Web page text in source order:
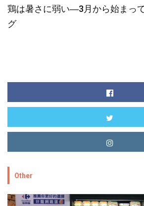
鶏は暑さに弱い―3月から始まっ
グ
Other